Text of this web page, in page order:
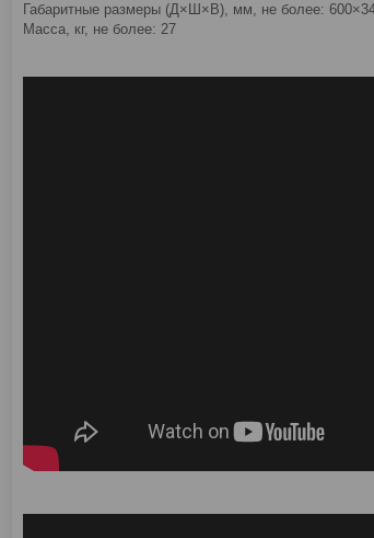
Габаритные размеры (Д×Ш×В), мм, не более:
Масса, кг, не более: 27